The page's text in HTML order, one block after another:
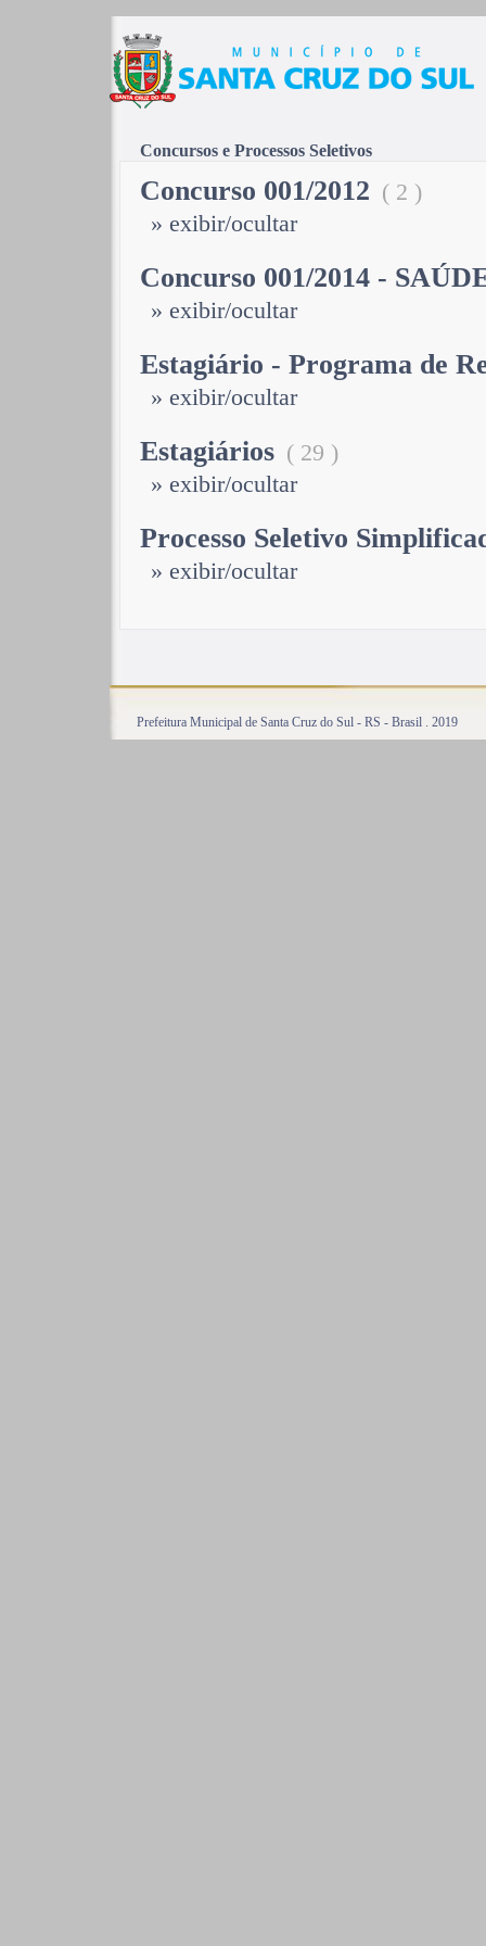
Concursos e Processos Seletivos
Concurso 001/2012 ( 2 )
» exibir/ocultar
Concurso 001/2014 -
» exibir/ocultar
Estagiário - Programa de
» exibir/ocultar
Estagiários ( 29 )
» exibir/ocultar
Processo Seletivo
» exibir/ocultar
Prefeitura Municipal de Santa Cruz do Sul - RS - Brasil . 2019